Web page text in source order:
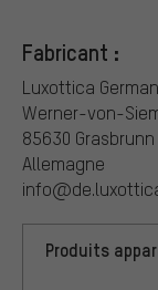
Fabricant :
Luxottica
Werner-von-
85630 Grasbrunn
Allemagne
Produits